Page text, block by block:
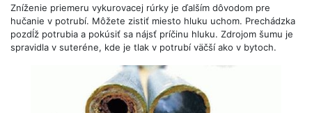
Zníženie priemeru vykurovacej rúrky je ďalším dôvodom pre
hučanie v potrubí. Môžete zistiť miesto hluku uchom. Prechádzka
pozdĺž potrubia a pokúsiť sa nájsť príčinu hluku. Zdrojom šumu je
spravidla v suteréne, kde je tlak v potrubí väčší ako v bytoch.